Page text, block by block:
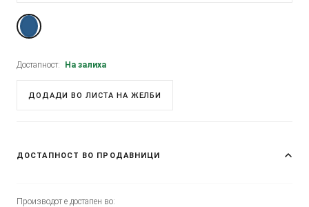
Достапност: На залиха
ДОДАДИ ВО ЛИСТА НА ЖЕЛБИ
ДОСТАПНОСТ ВО ПРОДАВНИЦИ
Производот е достапен во: